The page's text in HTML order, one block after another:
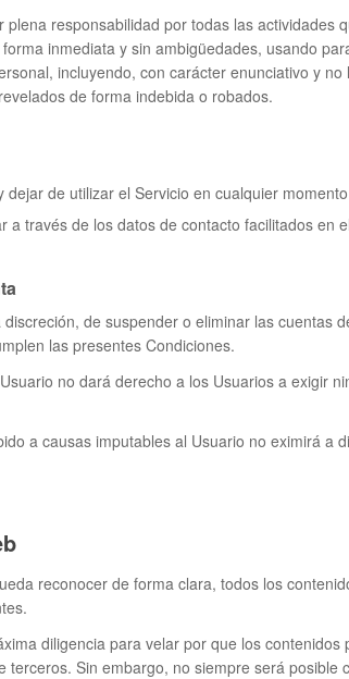
responsabilidad por todas las
inmediata y sin ambigüedades, usando
incluyendo, con carácter enunciativo y
de forma indebida o robados.
de utilizar el Servicio en cualquier
a través de los datos de contacto facilitados en
de suspender o eliminar las cuentas
las presentes Condiciones.
no dará derecho a los Usuarios a exigir
a causas imputables al Usuario no eximirá a
reconocer de forma clara, todos los
diligencia para velar por que los
Sin embargo, no siempre será posible